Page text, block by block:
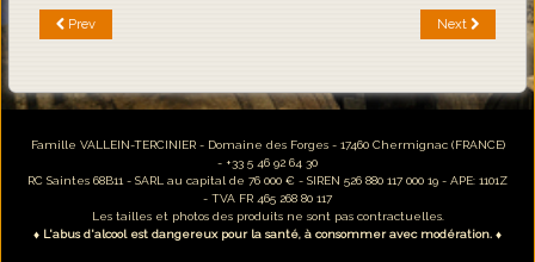
Prev Next
Famille VALLEIN-TERCINIER - Domaine des Forges - 17460 Chermignac (FRANCE)
- +33 5 46 92 64 30
RC Saintes 68B11 - SARL au capital de 76 000 € - SIREN 526 880 117 000 19 - APE: 1101Z
- TVA FR 465 268 80 117
Les tailles et photos des produits ne sont pas contractuelles.
♦ L'abus d'alcool est dangereux pour la santé, à consommer avec modération. ♦